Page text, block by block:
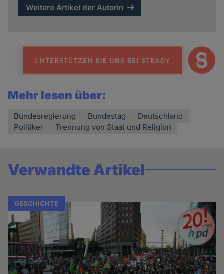
Weitere Artikel der Autorin
Mehr lesen über:
Bundesregierung Bundestag
Deutschland
Politiker
Trennung von Staat und Religion
Verwandte Artikel
GESCHICHTE